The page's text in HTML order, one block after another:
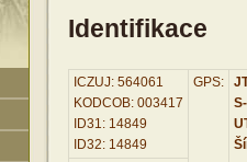
Identifikace
ICZUJ: 564061
KODCOB: 003417
ID31: 14849
ID32: 14849
GPS: